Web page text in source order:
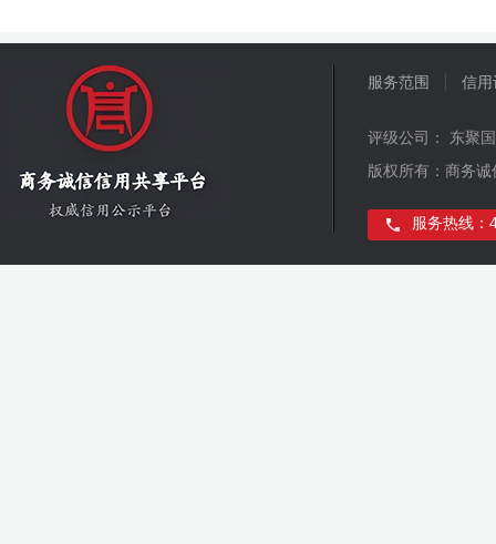
服务范围 信用
评级公司： 东聚
版权所有：商务
服务热线：